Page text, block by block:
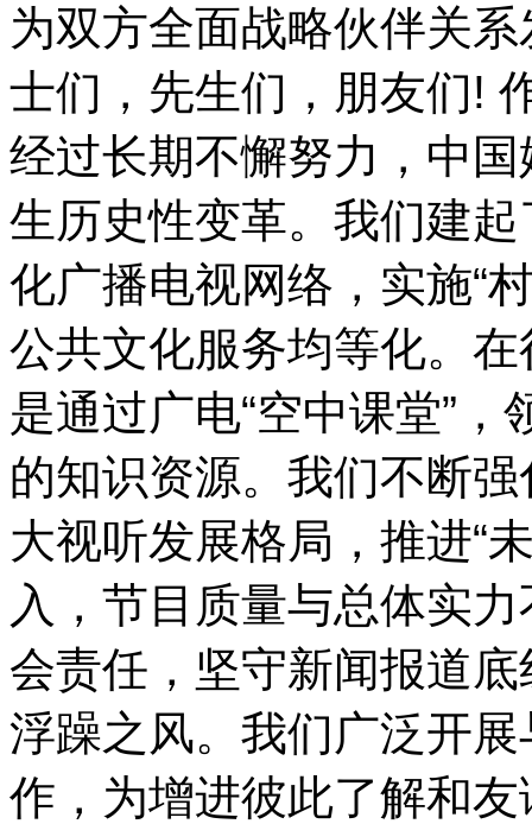
为双方全面战略伙伴关
士们，先生们，朋友们!
经过长期不懈努力，中
生历史性变革。我们建
化广播电视网络，实施“
公共文化服务均等化。
是通过广电“空中课堂”
的知识资源。我们不断
大视听发展格局，推进“
入，节目质量与总体实
会责任，坚守新闻报道
浮躁之风。我们广泛开
作，为增进彼此了解和